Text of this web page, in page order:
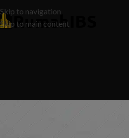
Skip to navigation
Skip to main content